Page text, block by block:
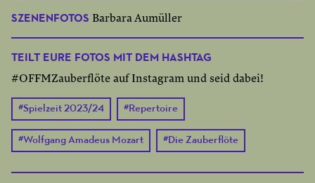
SZENENFOTOS Barbara Aumüller
TEILT EURE FOTOS MIT DEM HASHTAG
#OFFMZauberflöte auf Instagram und seid dabei!
#Spielzeit 2023/24 #Repertoire
#Wolfgang Amadeus Mozart #Die Zauberflöte